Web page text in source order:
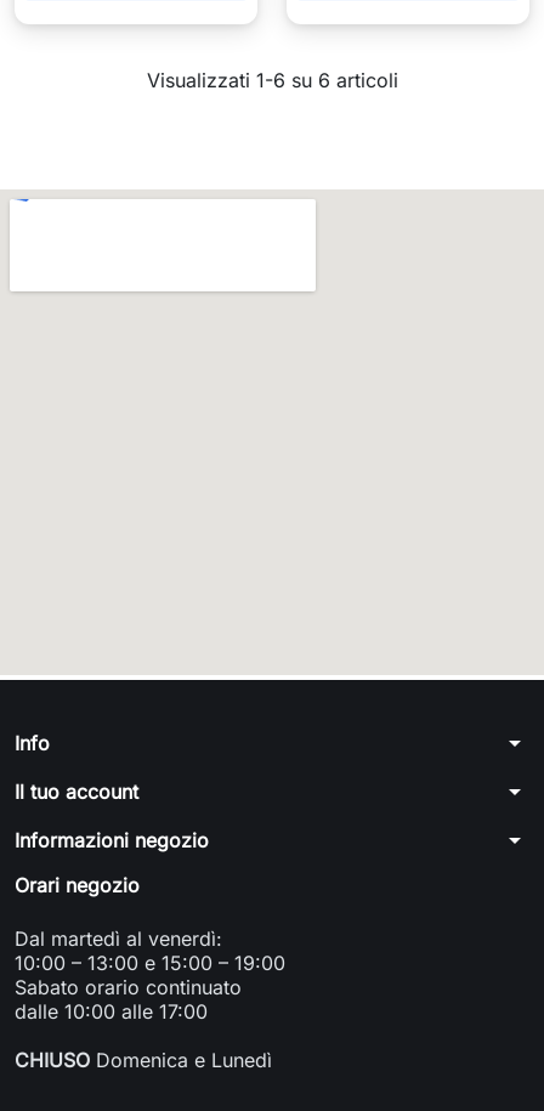
Visualizzati 1-6 su 6 articoli
Info arrow_drop_down
Il tuo account arrow_drop_down
Informazioni negozio arrow_drop_down
Orari negozio
Dal martedì al venerdì:
10:00 – 13:00 e 15:00 – 19:00
Sabato orario continuato
dalle 10:00 alle 17:00
CHIUSO Domenica e Lunedì